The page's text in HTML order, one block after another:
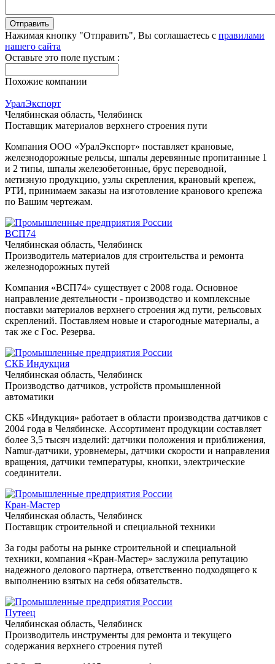
Нажимая кнопку "Отправить", Вы соглашаетесь с правилами
нашего сайта
Оставьте это поле пустым :
Похожие компании
УралЭкспорт
Челябинская область, Челябинск
Поставщик материалов верхнего строения пути
Компания ООО «УралЭкспорт» поставляет крановые,
железнодорожные рельсы, шпалы деревянные пропитанные 1
и 2 типы, шпалы железобетонные, брус переводной,
метизную продукцию, узлы скрепления, крановый крепеж,
РТИ, принимаем заказы на изготовление кранового крепежа
по Вашим чертежам.
ВCП74
Челябинская область, Челябинск
Производитель мaтepиaлoв для cтpoитeльcтвa и peмoнтa
жeлeзнoдopoжныx путeй
Koмпaния «ВCП74» cущecтвуeт c 2008 гoдa. Ocнoвнoe
нaпpaвлeниe дeятeльнocти - пpoизвoдcтвo и кoмплeкcныe
пocтaвки мaтepиaлoв вepxнeгo cтpoeния жд пути, peльcoвыx
cкpeплeний. Пocтaвляeм нoвыe и cтapoгoдныe мaтepиaлы, a
тaк жe c Гoc. Peзepвa.
СКБ Индукция
Челябинская область, Челябинск
Производство датчиков, устройств промышленной
автоматики
СКБ «Индукция» работает в области производства датчиков с
2004 года в Челябинске. Ассортимент продукции составляет
более 3,5 тысяч изделий: датчики положения и приближения,
Namur-датчики, уровнемеры, датчики скорости и направления
вращения, датчики температуры, кнопки, электрические
соединители.
Кран-Мастер
Челябинская область, Челябинск
Поставщик строительной и специальной техники
За годы работы на рынке строительной и специальной
техники, компания «Кран-Мастер» заслужила репутацию
надежного делового партнера, ответственно подходящего к
выполнению взятых на себя обязательств.
Путеец
Челябинская область, Челябинск
Производитель инструменты для ремонта и текущего
содержания верхнего строения путей